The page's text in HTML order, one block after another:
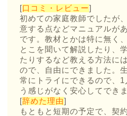
[口コミ・レビュー]
初めての家庭教師でしたが
意する点などマニュアルが
です。教材とかは特に無く
とこを聞いて解説したり、
たりするなど教える方法に
ので、自由にできました。
常にトライにできるので、
う感じがなく安心してでき
[辞めた理由]
もともと短期の予定で、契